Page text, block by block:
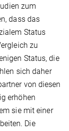
zum
dass das
Status
zu
Status, die
sich daher
von diesen
erhöhen
sie mit einer
Die